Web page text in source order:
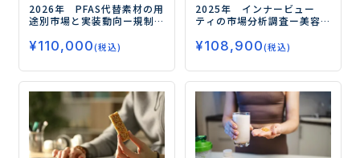
2026年 PFAS代替素材の用
途別市場と実装動向ー規制
実装力競争の勝ち筋ー
¥110,000(税込)
2025年 インナービュー
ティの市場分析調査ー美容
鍵ー
¥108,900(税込)